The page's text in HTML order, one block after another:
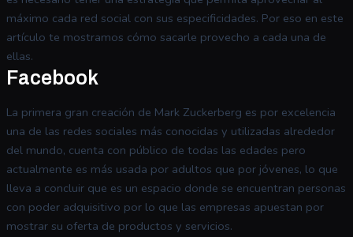
máximo cada red social con sus especificidades. Por eso en este
artículo te mostramos cómo sacarle provecho a cada una de
ellas.
Facebook
La primera gran creación de Mark Zuckerberg es por excelencia
una de las redes sociales más conocidas y utilizadas alrededor
del mundo, cuenta con público de todas las edades pero
actualmente es más usada por adultos que por jóvenes, lo que
lleva a concluir que es un espacio donde se encuentran personas
con poder adquisitivo por lo que las empresas apuestan por
mostrar su oferta de productos y servicios.